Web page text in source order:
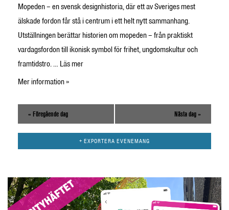
Mopeden – en svensk designhistoria, där ett av Sveriges mest
älskade fordon får stå i centrum i ett helt nytt sammanhang.
Utställningen berättar historien om mopeden – från praktiskt
vardagsfordon till ikonisk symbol för frihet, ungdomskultur och
framtidstro. … Läs mer
Mer information »
« Föregående dag Nästa dag »
+ EXPORTERA EVENEMANG